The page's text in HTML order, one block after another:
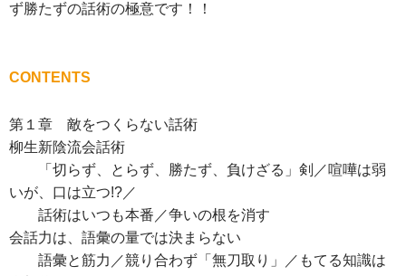
ず勝たずの話術の極意です！！
CONTENTS
第１章 敵をつくらない話術
柳生新陰流会話術
「切らず、とらず、勝たず、負けざる」剣／喧嘩は弱
いが、口は立つ!?／
話術はいつも本番／争いの根を消す
会話力は、語彙の量では決まらない
語彙と筋力／競り合わず「無刀取り」／もてる知識は